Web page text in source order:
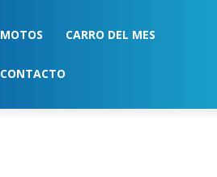
MOTOS CARRO DEL MES
CONTACTO